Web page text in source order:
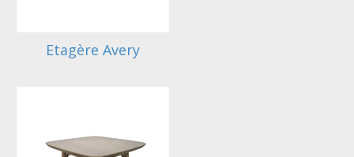
Etagère Avery